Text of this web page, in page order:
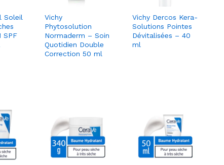
Soleil
SPF
Vichy
Phytosolution
Normaderm – Soin
Quotidien Double
Correction 50 ml
Vichy Dercos Kera-
Solutions Pointes
Dévitalisées – 40
ml